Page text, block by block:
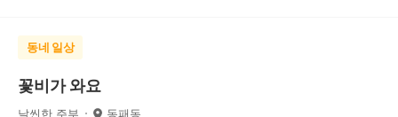
동네 일상
꽃비가 와요
날씬한 주부 동패동